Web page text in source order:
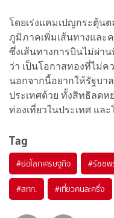
โดยเร่งแคมเปญกระตุ้น
ภูมิภาคเพิ่มเส้นทางและค
ซึ่งเส้นทางการบินไม่ผ่า
ว่า เป็นโอกาสทองที่ไม่ค
นอกจากนี้อยากให้รัฐบา
ประเทศด้วย ทั้งสิทธิลด
ท่องเที่ยวในประเทศ แล
Tag
#ย่อโลกเศรษฐกิจ #รัชช
#สทท.​ #เที่ยวคนละครึ่ง